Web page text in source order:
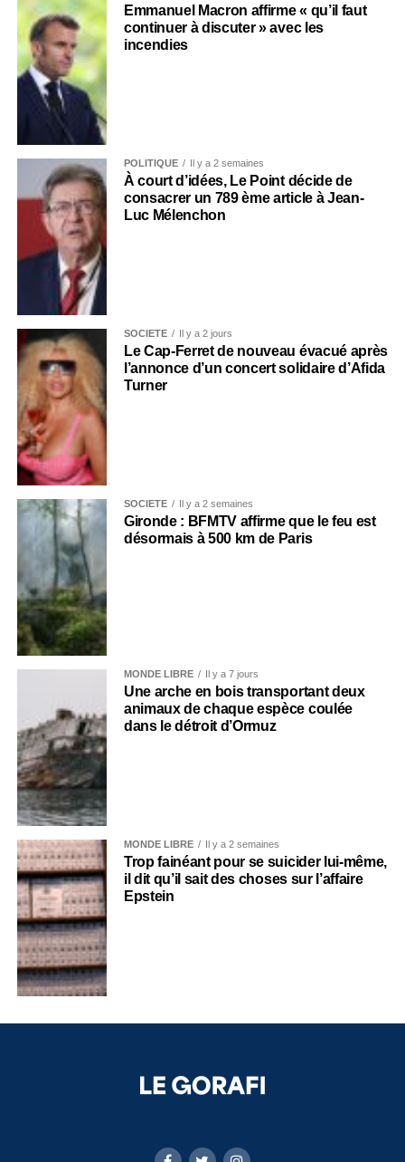
Emmanuel Macron affirme « qu’il faut
continuer à discuter » avec les
incendies
POLITIQUE Il y a 2 semaines
À court d’idées, Le Point décide de
consacrer un 789 ème article à Jean-
Luc Mélenchon
SOCIÉTÉ Il y a 2 jours
Le Cap-Ferret de nouveau évacué après
l’annonce d’un concert solidaire d’Afida
Turner
SOCIÉTÉ Il y a 2 semaines
Gironde : BFMTV affirme que le feu est
désormais à 500 km de Paris
MONDE LIBRE Il y a 7 jours
Une arche en bois transportant deux
animaux de chaque espèce coulée
dans le détroit d’Ormuz
MONDE LIBRE Il y a 2 semaines
Trop fainéant pour se suicider lui-même,
il dit qu’il sait des choses sur l’affaire
Epstein